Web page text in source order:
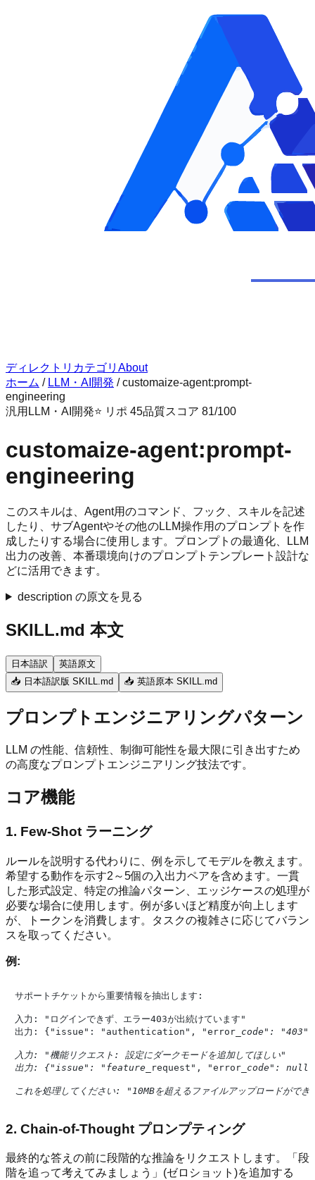
ディレクトリ カテゴリ About
ホーム / LLM・AI開発 /customaize-agent:prompt-
engineering
汎用 LLM・AI開発⭐ リポ 45品質スコア 81/100
customaize-agent:prompt-
engineering
このスキルは、Agent用のコマンド、フック、スキルを記述
したり、サブAgentやその他のLLM操作用のプロンプトを作
成したりする場合に使用します。プロンプトの最適化、LLM
出力の改善、本番環境向けのプロンプトテンプレート設計な
どに活用できます。
description の原文を見る
SKILL.md 本文
日本語訳
英語原文
📥 日本語訳版 SKILL.md
📥 英語原本 SKILL.md
プロンプトエンジニアリングパターン
LLM の性能、信頼性、制御可能性を最大限に引き出すため
の高度なプロンプトエンジニアリング技法です。
コア機能
1. Few-Shot ラーニング
ルールを説明する代わりに、例を示してモデルを教えます。
希望する動作を示す2～5個の入出力ペアを含めます。一貫
した形式設定、特定の推論パターン、エッジケースの処理が
必要な場合に使用します。例が多いほど精度が向上します
が、トークンを消費します。タスクの複雑さに応じてバラン
スを取ってください。
例:
サポートチケットから重要情報を抽出します:
入力: "ログインできず、エラー403が出続けています"
出力: {"issue": "authentication", "error _code":
入力: "機能リクエスト: 設定にダークモードを追加してほしい"
出力: {"issue": "feature_
request", "error _code":
2. Chain-of-Thought プロンプティング
最終的な答えの前に段階的な推論をリクエストします。「段
階を追って考えてみましょう」(ゼロショット)を追加する